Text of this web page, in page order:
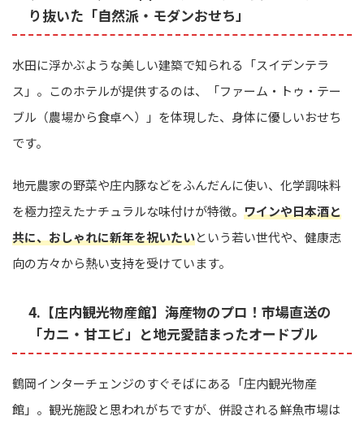
り抜いた「自然派・モダンおせち」
水田に浮かぶような美しい建築で知られる「スイデンテラ
ス」。このホテルが提供するのは、「ファーム・トゥ・テー
ブル（農場から食卓へ）」を体現した、身体に優しいおせち
です。
地元農家の野菜や庄内豚などをふんだんに使い、化学調味料
を極力控えたナチュラルな味付けが特徴。 ワインや日本酒と
共に、おしゃれに新年を祝いたいという若い世代や、健康志
向の方々から熱い支持を受けています。
4.【庄内観光物産館】海産物のプロ！市場直送の
「カニ・甘エビ」と地元愛詰まったオードブル
鶴岡インターチェンジのすぐそばにある「庄内観光物産
館」。観光施設と思われがちですが、併設される鮮魚市場は